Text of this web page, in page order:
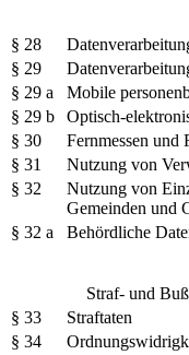
§ 28
§ 29
§ 29 a
Mobile
§ 29 b
Optisch-
§ 30
Fernmessen und
§ 31
Nutzung von
§ 32
Nutzung von
Gemeinden und
§ 32 a
Behördliche
Straf- und
§ 33
Straftaten
§ 34